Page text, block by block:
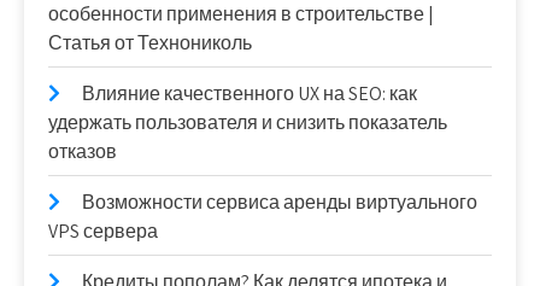
особенности применения в строительстве |
Статья от Технониколь
Влияние качественного UX на SEO: как
удержать пользователя и снизить показатель
отказов
Возможности сервиса аренды виртуального
VPS сервера